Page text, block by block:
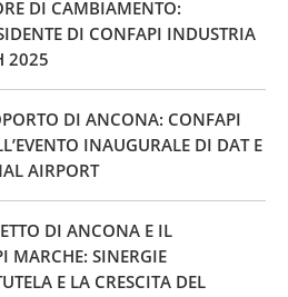
DI CAMBIAMENTO:
DI CONFAPI INDUSTRIA
2025
DI ANCONA: CONFAPI
INAUGURALE DI DAT E
AIRPORT
DI ANCONA E IL
MARCHE: SINERGIE
E LA CRESCITA DEL